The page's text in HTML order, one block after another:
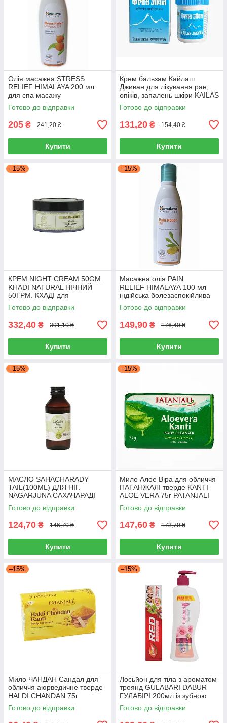
Олія масажна STRESS
RELIEF HIMALAYA 200 мл
для спа масажу
розслаблююча аюрведична
Стрес Реліф
Готово до відправки
205 ₴ 241,20 ₴
Купити
Крем бальзам Кайлаш
Дживан для лікування ран,
опіків, запалень шкіри KAILAS
JEEVAN 30GM AYURVED
SUMSHODHANALAYA
Готово до відправки
131,20 ₴ 154,40 ₴
Купити
–15%
КРЕМ NIGHT CREAM 50GM.
KHADI NATURAL НІЧНИЙ
50ГРМ. КХАДІ для
зволоження та відновлення
шкіри
Готово до відправки
332,40 ₴ 391,10 ₴
Купити
–15%
Масажна олія PAIN
RELIEF HIMALAYA 100 мл
індійська болезаспокійлива
для розслаблюючого масажу
Хімалая
Готово до відправки
149,90 ₴ 176,40 ₴
Купити
–15%
МАСЛО SAHACHARADY
TAIL(100ML) ДЛЯ НІГ.
NAGARJUNA САХАЧАРАДІ
НАГАРДЖУНА
Готово до відправки
124,70 ₴ 146,70 ₴
Купити
–15%
Мило Алое Віра для обличчя
ПАТАНЖАЛІ тверде KANTI
ALOE VERA 75г PATANJALI
для зволоження та очищення
шкіри
Готово до відправки
147,60 ₴ 173,70 ₴
Купити
–15%
Мило ЧАНДАН Сандал для
обличчя аюрведичне тверде
HALDI CHANDAN 75г
PATANJALI для зволоження
та очищення шкіри
Готово до відправки
–15%
Лосьйон для тіла з ароматом
троянд GULABARI DABUR
ГУЛАБІРІ 200мл із зубною
пастою RED TOOTHPASTE
DABUR Ред Дабур
Готово до відправки